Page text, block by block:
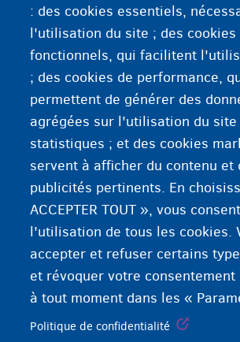
: des cookies essentiels,
l'utilisation du site ; des cookies
fonctionnels, qui facilitent
; des cookies de performance,
permettent de générer des
agrégées sur l'utilisation du site
statistiques ; et des cookies
servent à afficher du contenu et
publicités pertinents. En
ACCEPTER TOUT », vous
l'utilisation de tous les cookies.
accepter et refuser certains
et révoquer votre
à tout moment dans les «
Politique de confidentialité